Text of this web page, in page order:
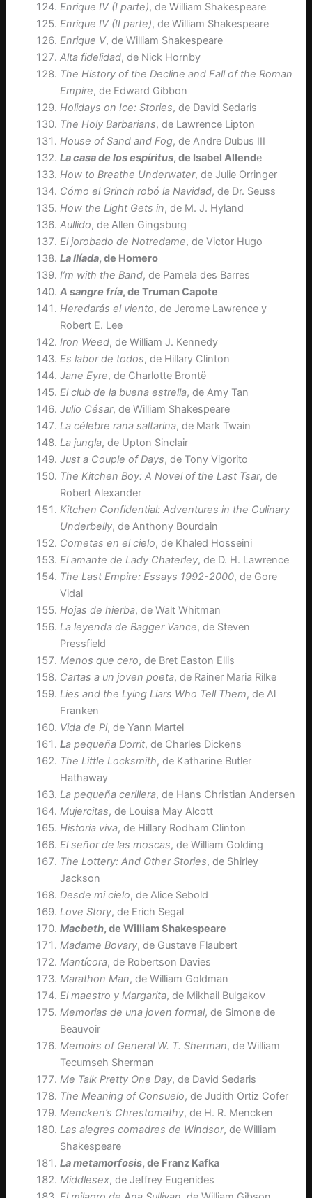
Enrique IV (I parte), de William Shakespeare
Enrique IV (II parte), de William Shakespeare
Enrique V, de William Shakespeare
Alta fidelidad, de Nick Hornby
The History of the Decline and Fall of the Roman
Empire, de Edward Gibbon
Holidays on Ice: Stories, de David Sedaris
The Holy Barbarians, de Lawrence Lipton
House of Sand and Fog, de Andre Dubus III
La casa de los espíritus, de Isabel Allende
How to Breathe Underwater, de Julie Orringer
Cómo el Grinch robó la Navidad, de Dr. Seuss
How the Light Gets in, de M. J. Hyland
Aullido, de Allen Gingsburg
El jorobado de Notredame, de Victor Hugo
La Ilíada, de Homero
I’m with the Band, de Pamela des Barres
A sangre fría, de Truman Capote
Heredarás el viento, de Jerome Lawrence y
Robert E. Lee
Iron Weed, de William J. Kennedy
Es labor de todos, de Hillary Clinton
Jane Eyre, de Charlotte Brontë
El club de la buena estrella, de Amy Tan
Julio César, de William Shakespeare
La célebre rana saltarina, de Mark Twain
La jungla, de Upton Sinclair
Just a Couple of Days, de Tony Vigorito
The Kitchen Boy: A Novel of the Last Tsar, de
Robert Alexander
Kitchen Confidential: Adventures in the Culinary
Underbelly, de Anthony Bourdain
Cometas en el cielo, de Khaled Hosseini
El amante de Lady Chaterley, de D. H. Lawrence
The Last Empire: Essays 1992-2000, de Gore
Vidal
Hojas de hierba, de Walt Whitman
La leyenda de Bagger Vance, de Steven
Pressfield
Menos que cero, de Bret Easton Ellis
Cartas a un joven poeta, de Rainer Maria Rilke
Lies and the Lying Liars Who Tell Them, de Al
Franken
Vida de Pi, de Yann Martel
La pequeña Dorrit, de Charles Dickens
The Little Locksmith, de Katharine Butler
Hathaway
La pequeña cerillera, de Hans Christian Andersen
Mujercitas, de Louisa May Alcott
Historia viva, de Hillary Rodham Clinton
El señor de las moscas, de William Golding
The Lottery: And Other Stories, de Shirley
Jackson
Desde mi cielo, de Alice Sebold
Love Story, de Erich Segal
Macbeth, de William Shakespeare
Madame Bovary, de Gustave Flaubert
Mantícora, de Robertson Davies
Marathon Man, de William Goldman
El maestro y Margarita, de Mikhail Bulgakov
Memorias de una joven formal, de Simone de
Beauvoir
Memoirs of General W. T. Sherman, de William
Tecumseh Sherman
Me Talk Pretty One Day, de David Sedaris
The Meaning of Consuelo, de Judith Ortiz Cofer
Mencken’s Chrestomathy, de H. R. Mencken
Las alegres comadres de Windsor, de William
Shakespeare
La metamorfosis, de Franz Kafka
Middlesex, de Jeffrey Eugenides